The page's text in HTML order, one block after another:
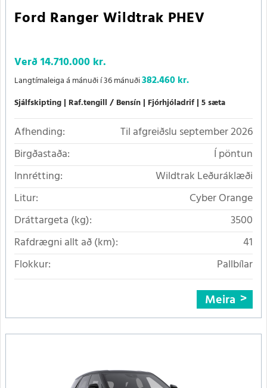
Ford Ranger Wildtrak PHEV
Verð14.710.000 kr.
Langtímaleiga á mánuði í 36 mánuði382.460 kr.
Sjálfskipting Raf.tengill / Bensín Fjórhjóladrif 5 sæta
Afhending:
Til afgreiðslu september 2026
Birgðastaða:
Í pöntun
Innrétting:
Wildtrak Leðuráklæði
Litur:
Cyber Orange
Dráttargeta (kg):
3500
Rafdrægni allt að (km):
41
Flokkur:
Pallbílar
Meira